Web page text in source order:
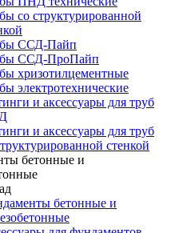
со структурированной
ССД-Пайп
ССД-ПроПайп
хризотилцементные
электротехнические
и аксессуары для труб
и аксессуары для труб
стенкой
бетонные и
бетонные и